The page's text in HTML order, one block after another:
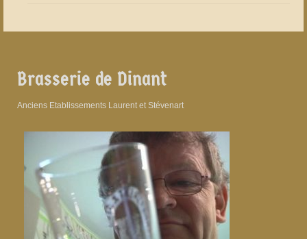
Brasserie de Dinant
Anciens Etablissements Laurent et Stévenart